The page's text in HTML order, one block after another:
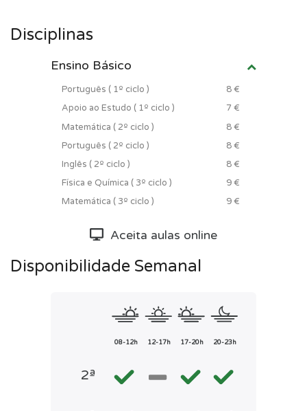
Disciplinas
Ensino Básico
Português ( 1º ciclo )
8 €
Apoio ao Estudo ( 1º ciclo )
7 €
Matemática ( 2º ciclo )
8 €
Português ( 2º ciclo )
8 €
Inglês ( 2º ciclo )
8 €
Física e Química ( 3º ciclo )
9 €
Matemática ( 3º ciclo )
9 €
Aceita aulas online
Disponibilidade Semanal
08-12h 12-17h 17-20h 20-23h
2ª